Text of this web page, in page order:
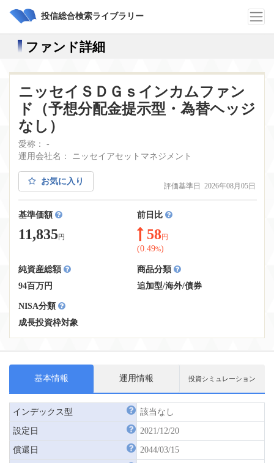
投信総合検索ライブラリー
ファンド詳細
ニッセイＳＤＧｓインカムファン
ド（予想分配金提示型・為替ヘッジ
なし）
愛称： -
運用会社名： ニッセイアセットマネジメント
お気に入り 評価基準日 2026年08月05日
基準価額
11,835円
前日比
58円
(0.49%)
純資産総額
94百万円
商品分類
追加型/海外/債券
NISA分類
成長投資枠対象
基本情報 運用情報 投資シミュレーション
インデックス型 該当なし
設定日 2021/12/20
償還日 2044/03/15